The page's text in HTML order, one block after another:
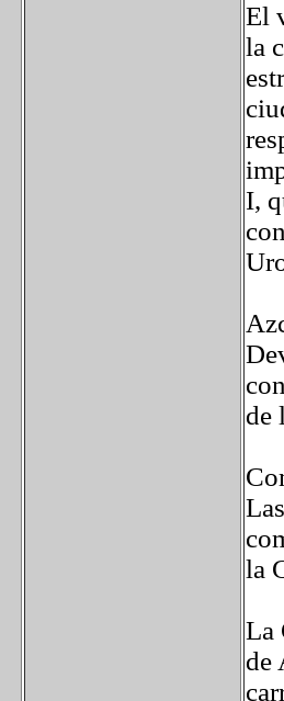
El
la
I,
de
la
La
de